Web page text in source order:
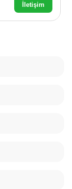
İletişim